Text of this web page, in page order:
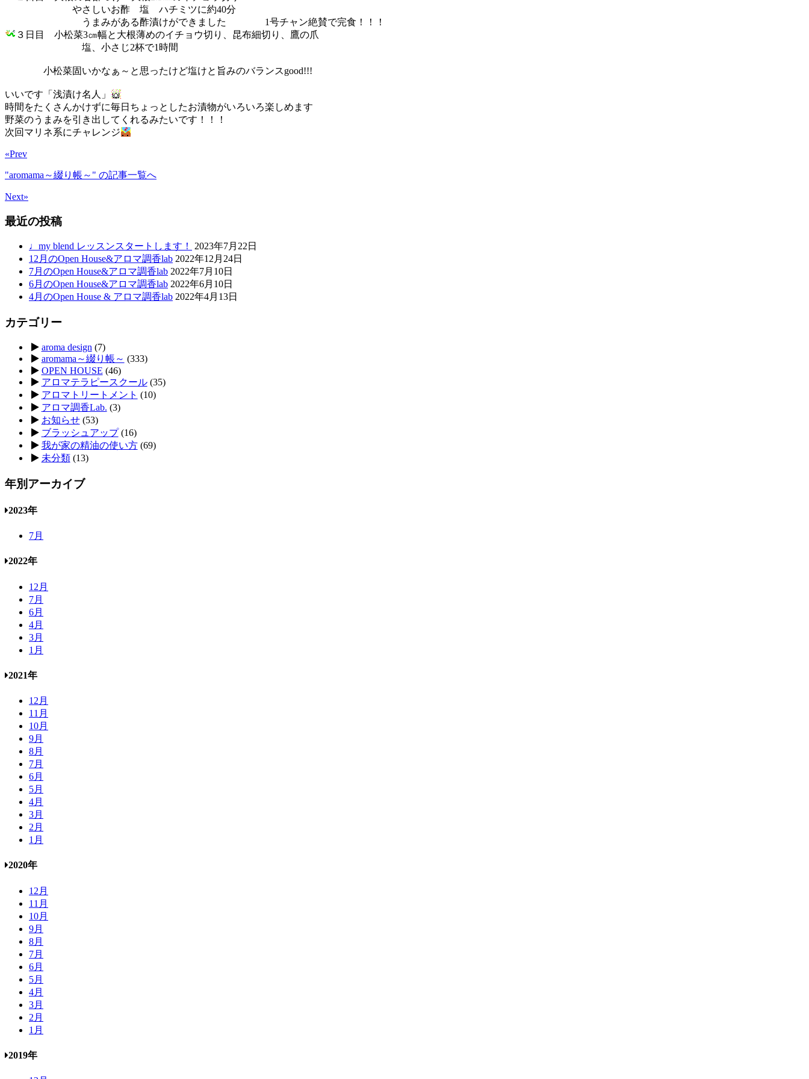
やさしいお酢 塩 ハチミツに約40分
うまみがある酢漬けができました 1号チャン絶賛で完食！！！
３日目 小松菜3㎝幅と大根薄めのイチョウ切り、昆布細切り、鷹の爪
塩、小さじ2杯で1時間
小松菜固いかなぁ～と思ったけど塩けと旨みのバランスgood!!!
いいです「浅漬け名人」
時間をたくさんかけずに毎日ちょっとしたお漬物がいろいろ楽しめます
野菜のうまみを引き出してくれるみたいです！！！
次回マリネ系にチャレンジ
«Prev
"aromama～綴り帳～" の記事一覧へ
Next»
最近の投稿
♩my blend レッスンスタートします！
2023年7月22日
12月のOpen House&アロマ調香lab 2022年12月24日
7月のOpen House&アロマ調香lab 2022年7月10日
6月のOpen House&アロマ調香lab 2022年6月10日
4月のOpen House & アロマ調香lab 2022年4月13日
カテゴリー
aroma design (7)
aromama～綴り帳～ (333)
OPEN HOUSE (46)
アロマテラピースクール(35)
アロマトリートメント (10)
アロマ調香Lab. (3)
お知らせ(53)
ブラッシュアップ(16)
我が家の精油の使い方(69)
未分類(13)
年別アーカイブ
2023年
7月
2022年
12月
7月
6月
4月
3月
1月
2021年
12月
11月
10月
9月
8月
7月
6月
5月
4月
3月
2月
1月
2020年
12月
11月
10月
9月
8月
7月
6月
5月
4月
3月
2月
1月
2019年